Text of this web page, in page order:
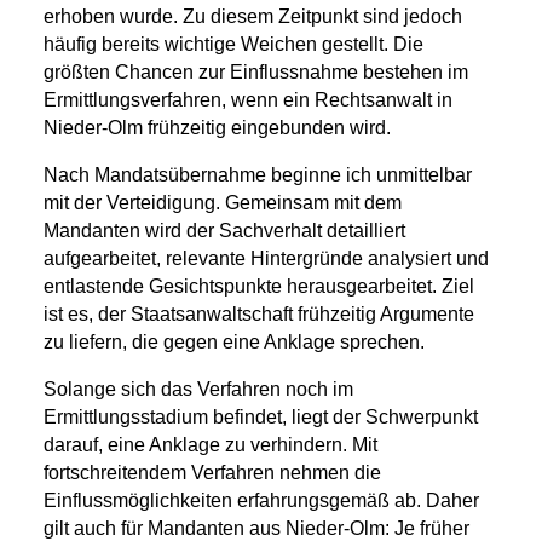
erhoben wurde. Zu diesem Zeitpunkt sind jedoch
häufig bereits wichtige Weichen gestellt. Die
größten Chancen zur Einflussnahme bestehen im
Ermittlungsverfahren, wenn ein Rechtsanwalt in
Nieder-Olm frühzeitig eingebunden wird.
Nach Mandatsübernahme beginne ich unmittelbar
mit der Verteidigung. Gemeinsam mit dem
Mandanten wird der Sachverhalt detailliert
aufgearbeitet, relevante Hintergründe analysiert und
entlastende Gesichtspunkte herausgearbeitet. Ziel
ist es, der Staatsanwaltschaft frühzeitig Argumente
zu liefern, die gegen eine Anklage sprechen.
Solange sich das Verfahren noch im
Ermittlungsstadium befindet, liegt der Schwerpunkt
darauf, eine Anklage zu verhindern. Mit
fortschreitendem Verfahren nehmen die
Einflussmöglichkeiten erfahrungsgemäß ab. Daher
gilt auch für Mandanten aus Nieder-Olm: Je früher